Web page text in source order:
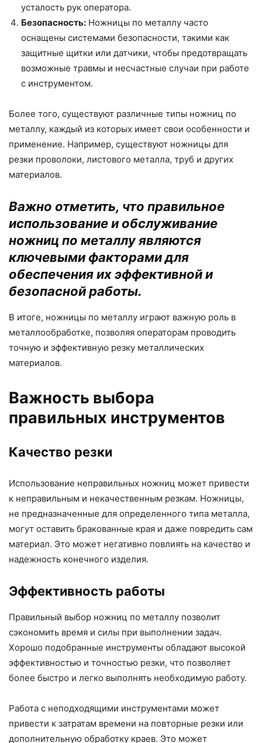
усталость рук оператора.
Безопасность: Ножницы по металлу часто
оснащены системами безопасности, такими как
защитные щитки или датчики, чтобы предотвращать
возможные травмы и несчастные случаи при работе
с инструментом.
Более того, существуют различные типы ножниц по
металлу, каждый из которых имеет свои особенности и
применение. Например, существуют ножницы для
резки проволоки, листового металла, труб и других
материалов.
Важно отметить, что правильное
использование и обслуживание
ножниц по металлу являются
ключевыми факторами для
обеспечения их эффективной и
безопасной работы.
В итоге, ножницы по металлу играют важную роль в
металлообработке, позволяя операторам проводить
точную и эффективную резку металлических
материалов.
Важность выбора
правильных инструментов
Качество резки
Использование неправильных ножниц может привести
к неправильным и некачественным резкам. Ножницы,
не предназначенные для определенного типа металла,
могут оставить бракованные края и даже повредить сам
материал. Это может негативно повлиять на качество и
надежность конечного изделия.
Эффективность работы
Правильный выбор ножниц по металлу позволит
сэкономить время и силы при выполнении задач.
Хорошо подобранные инструменты обладают высокой
эффективностью и точностью резки, что позволяет
более быстро и легко выполнять необходимую работу.
Работа с неподходящими инструментами может
привести к затратам времени на повторные резки или
дополнительную обработку краев. Это может